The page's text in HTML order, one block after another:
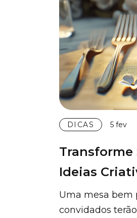
DICAS 5 fev
Transforme
Ideias
Uma mesa bem
convidados